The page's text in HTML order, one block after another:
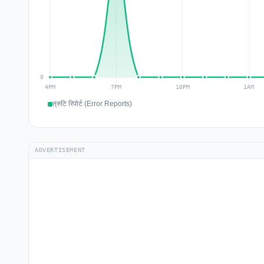
त्रुटि रिपोर्ट (Error Reports)
ADVERTISEMENT